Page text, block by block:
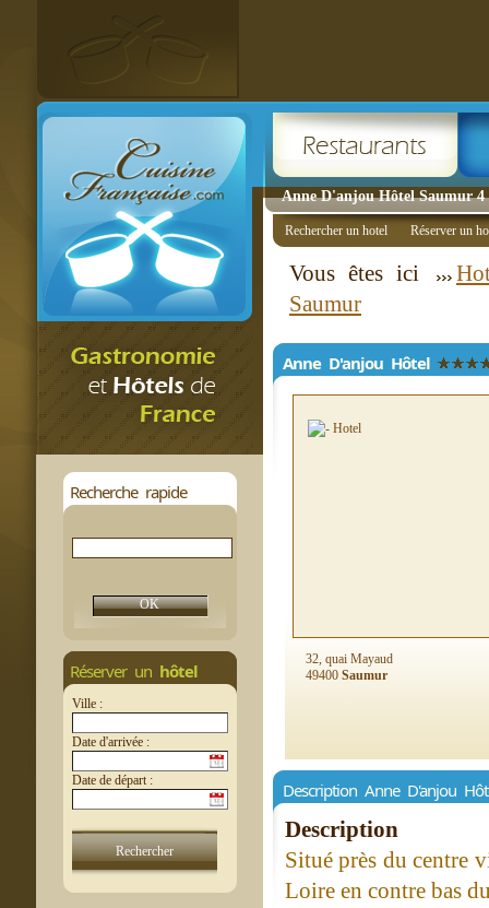
Anne D'anjou Hôtel Saumur 4
Recherche rapide
Réserver un hôtel
Ville :
Date d'arrivée :
Date de départ :
Rechercher un hotel Réserver un
Vous êtes ici
Saumur
Anne D'anjou Hôtel
32, quai Mayaud
49400 Saumur
Description Anne D'anjou
Description
Situé près du centre
Loire en contre bas